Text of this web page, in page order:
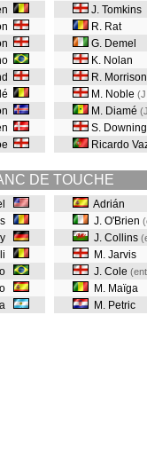
J. Tomkins
R. Rat
G. Demel
K. Nolan
R. Morrison
M. Noble
M. Diamé
S. Downing
Ricardo
DE TOUCHE
Adrián
J. O'Brien
J. Collins
M. Jarvis
J. Cole
M. Maïga
M. Petric